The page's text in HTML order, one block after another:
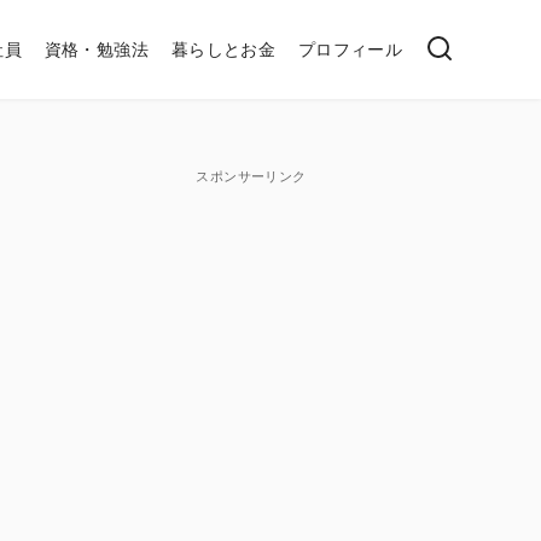
資格・勉強法 暮らしとお金 プロフィール
スポンサーリンク